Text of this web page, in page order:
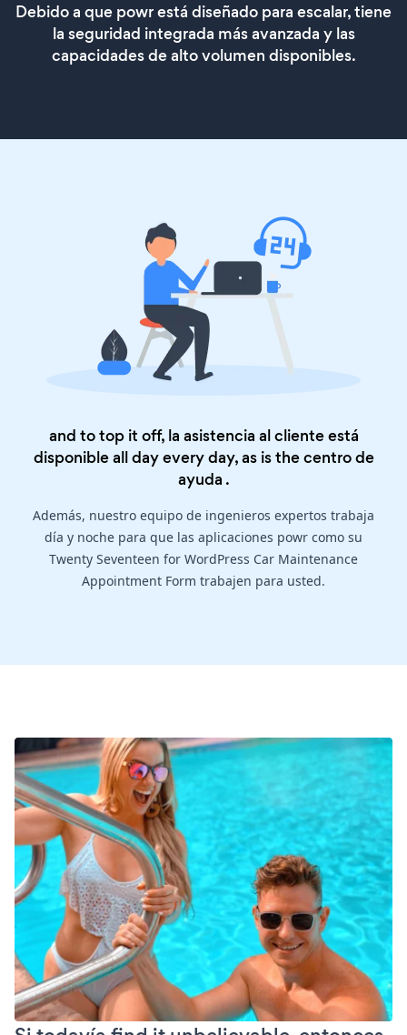
Debido a que powr está diseñado para escalar, tiene
la seguridad integrada más avanzada y las
capacidades de alto volumen disponibles.
and to top it off, la asistencia al cliente está
disponible all day every day, as is thecentro de
ayuda .
Además, nuestro equipo de ingenieros expertos trabaja
día y noche para que las aplicaciones powr como su
Twenty Seventeen for WordPress Car Maintenance
Appointment Form trabajen para usted.